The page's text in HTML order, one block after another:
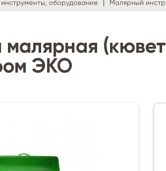
оборудование Малярный
малярная
ЭКО